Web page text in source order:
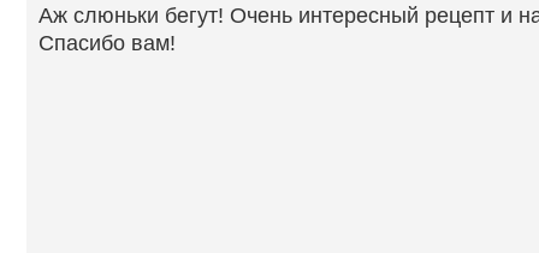
Аж слюньки бегут! Очень интересный рецепт и
Спасибо вам!